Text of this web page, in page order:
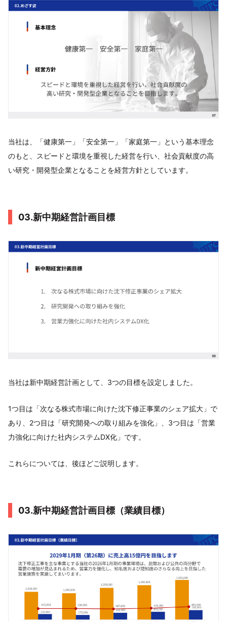
当社は、「健康第一」「安全第一」「家庭第一」という基本理念
のもと、スピードと環境を重視した経営を行い、社会貢献度の高
い研究・開発型企業となることを経営方針としています。
03.新中期経営計画目標
当社は新中期経営計画として、3つの目標を設定しました。
1つ目は「次なる株式市場に向けた沈下修正事業のシェア拡大」で
あり、2つ目は「研究開発への取り組みを強化」、3つ目は「営業
力強化に向けた社内システムDX化」です。
これらについては、後ほどご説明します。
03.新中期経営計画目標（業績目標）